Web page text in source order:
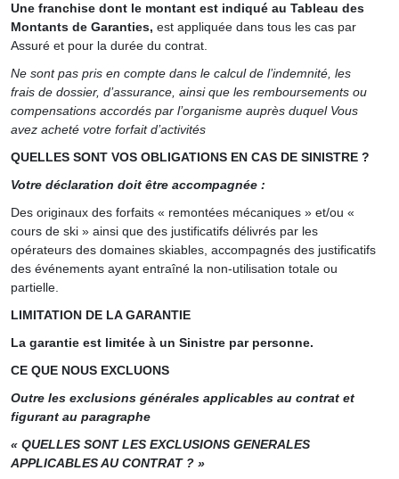
Une franchise dont le montant est indiqué au Tableau des
Montants de Garanties, est appliquée dans tous les cas par
Assuré et pour la durée du contrat.
Ne sont pas pris en compte dans le calcul de l’indemnité, les
frais de dossier, d’assurance, ainsi que les remboursements ou
compensations accordés par l’organisme auprès duquel Vous
avez acheté votre forfait d’activités
QUELLES SONT VOS OBLIGATIONS EN CAS DE SINISTRE ?
Votre déclaration doit être accompagnée :
Des originaux des forfaits « remontées mécaniques » et/ou «
cours de ski » ainsi que des justificatifs délivrés par les
opérateurs des domaines skiables, accompagnés des justificatifs
des événements ayant entraîné la non-utilisation totale ou
partielle.
LIMITATION DE LA GARANTIE
La garantie est limitée à un Sinistre par personne.
CE QUE NOUS EXCLUONS
Outre les exclusions générales applicables au contrat et
figurant au paragraphe
« QUELLES SONT LES EXCLUSIONS GENERALES
APPLICABLES AU CONTRAT ? »